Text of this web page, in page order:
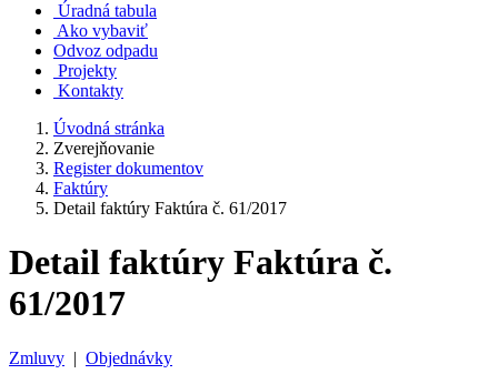
Úradná tabula
Ako vybaviť
Odvoz odpadu
Projekty
Kontakty
Úvodná stránka
Zverejňovanie
Register dokumentov
Faktúry
Detail faktúry Faktúra č. 61/2017
Detail faktúry Faktúra č.
61/2017
Zmluvy | Objednávky